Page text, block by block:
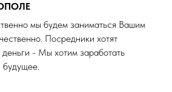
мы будем заниматься Вашим
Посредники хотят
деньги - Мы хотим заработать
будущее.